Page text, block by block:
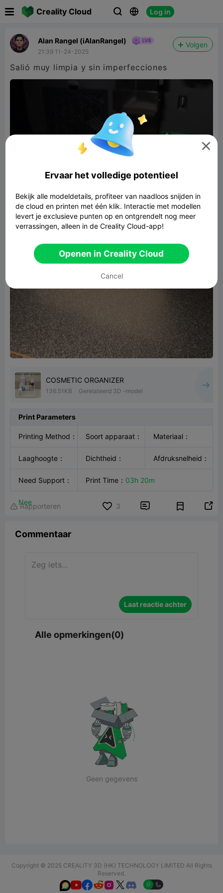
Creality Cloud   Log in
Alan Rangel (iAlanRangel)
21:39 11-24-2025
Volgen
Salió muy limpia y sin imperfecciones
COSMETIC ORGANIZER
136.51KB Gerelateerd 3D -model
Print Parameters
Printing Method ：
FFF
Soort apparaat ：
K2 Pro
Materiaal：
Creality HYPER
PLA
Laaghoogte ：
0.20mm
Dichtheid ：
10.00%
Afdruksnelheid ：
500.0mm/s
Need Support ：
Nee
Print Time ： 03h 20m
 Rapporteren 3  
Commentaar
Laat reactie achter
Alle opmerkingen(0)
Geen gegevens
Copyright © 2025 CREALITY 3D (HK) TECHNOLOGY LIMITED All Rights
Reserved.
  

Ervaar het volledige potentieel
Bekijk alle modeldetails, profiteer van naadloos snijden in
de cloud en printen met één klik. Interactie met modellen
levert je exclusieve punten op en ontgrendelt nog meer
verrassingen, alleen in de Creality Cloud-app!
Openen in Creality Cloud
Cancel